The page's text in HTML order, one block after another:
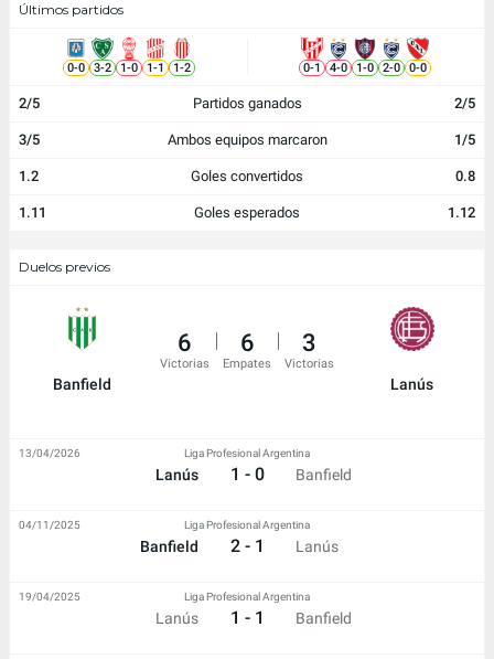
Últimos partidos
0-0 3-2 1-0 1-1 1-2 0-1 4-0 1-0 2-0 0-0
2/5 Partidos ganados 2/5
3/5 Ambos equipos marcaron 1/5
1.2 Goles convertidos 0.8
1.11 Goles esperados 1.12
Duelos previos
Banfield
6
Victorias
6
Empates
3
Victorias
Lanús
Lanús
Liga Profesional Argentina
1 - 0 Banfield
13/04/2026
Banfield
Liga Profesional Argentina
2 - 1 Lanús
04/11/2025
Lanús
Liga Profesional Argentina
1 - 1 Banfield
19/04/2025